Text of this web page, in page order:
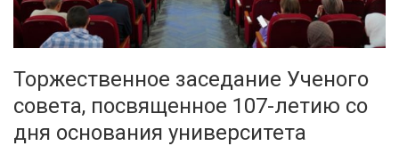
Торжественное заседание Ученого
совета, посвященное 107-летию со
дня основания университета